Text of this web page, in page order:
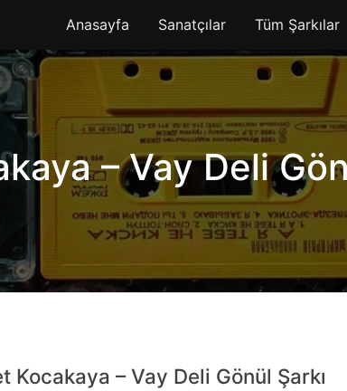
Anasayfa Sanatçılar Tüm Şarkılar
– Vay Deli
Kocakaya – Vay Deli Gönül Şarkı